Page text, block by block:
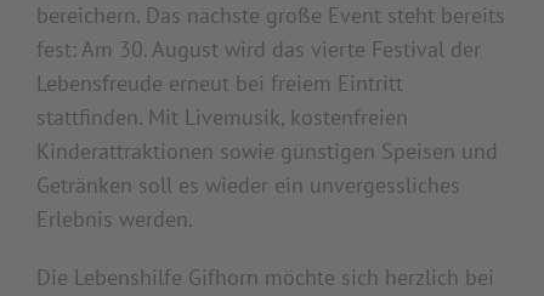
bereichern. Das nächste große Event steht bereits
fest: Am 30. August wird das vierte Festival der
Lebensfreude erneut bei freiem Eintritt
stattfinden. Mit Livemusik, kostenfreien
Kinderattraktionen sowie günstigen Speisen und
Getränken soll es wieder ein unvergessliches
Erlebnis werden.
Die Lebenshilfe Gifhorn möchte sich herzlich bei